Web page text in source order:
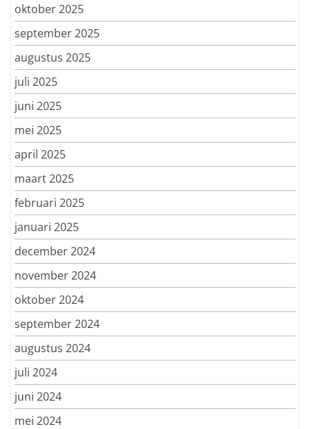
oktober 2025
september 2025
augustus 2025
juli 2025
juni 2025
mei 2025
april 2025
maart 2025
februari 2025
januari 2025
december 2024
november 2024
oktober 2024
september 2024
augustus 2024
juli 2024
juni 2024
mei 2024